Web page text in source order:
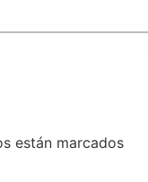
están marcados